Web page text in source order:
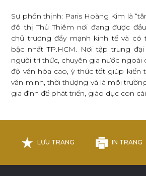
Sự phồn thịnh: Paris Hoàng Kim là
đô thị Thủ Thiêm nơi đang được
chủ trương đẩy mạnh kinh tế và có
bậc nhất TP.HCM. Nơi tập trung
người trí thức, chuyên gia nước ngoài
độ văn hóa cao, ý thức tốt giúp kiến
văn minh, thời thượng và là môi
gia đình để phát triển, giáo dục con
LƯU TRANG IN TRANG